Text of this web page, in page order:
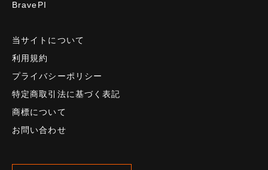
BravePI
当サイトについて
利用規約
プライバシーポリシー
特定商取引法に基づく表記
商標について
お問い合わせ